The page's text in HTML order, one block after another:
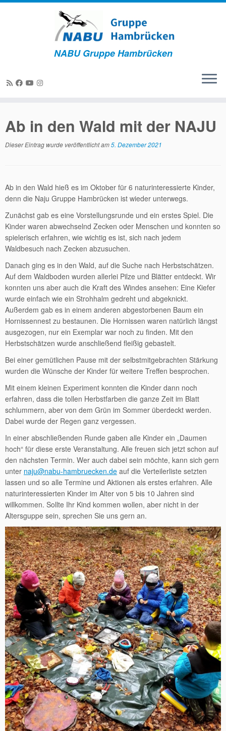
Inhalt
springen
NABU Gruppe Hambrücken
Ab in den Wald mit der NAJU
Dieser Eintrag wurde veröffentlicht am5. Dezember 2021
Ab in den Wald hieß es im Oktober für 6 naturinteressierte Kinder,
denn die Naju Gruppe Hambrücken ist wieder unterwegs.
Zunächst gab es eine Vorstellungsrunde und ein erstes Spiel. Die
Kinder waren abwechselnd Zecken oder Menschen und konnten so
spielerisch erfahren, wie wichtig es ist, sich nach jedem
Waldbesuch nach Zecken abzusuchen.
Danach ging es in den Wald, auf die Suche nach Herbstschätzen.
Auf dem Waldboden wurden allerlei Pilze und Blätter entdeckt. Wir
konnten uns aber auch die Kraft des Windes ansehen: Eine Kiefer
wurde einfach wie ein Strohhalm gedreht und abgeknickt.
Außerdem gab es in einem anderen abgestorbenen Baum ein
Hornissennest zu bestaunen. Die Hornissen waren natürlich längst
ausgezogen, nur ein Exemplar war noch zu finden. Mit den
Herbstschätzen wurde anschließend fleißig gebastelt.
Bei einer gemütlichen Pause mit der selbstmitgebrachten Stärkung
wurden die Wünsche der Kinder für weitere Treffen besprochen.
Mit einem kleinen Experiment konnten die Kinder dann noch
erfahren, dass die tollen Herbstfarben die ganze Zeit im Blatt
schlummern, aber von dem Grün im Sommer überdeckt werden.
Dabei wurde der Regen ganz vergessen.
In einer abschließenden Runde gaben alle Kinder ein „Daumen
hoch“ für diese erste Veranstaltung. Alle freuen sich jetzt schon auf
den nächsten Termin. Wer auch dabei sein möchte, kann sich gern
unter naju@nabu-hambruecken.de auf die Verteilerliste setzten
lassen und so alle Termine und Aktionen als erstes erfahren. Alle
naturinteressierten Kinder im Alter von 5 bis 10 Jahren sind
willkommen. Sollte Ihr Kind kommen wollen, aber nicht in der
Altersguppe sein, sprechen Sie uns gern an.